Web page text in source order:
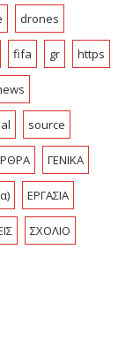
drones
fifa gr https
source
ΓΕΝΙΚΑ
ΕΡΓΑΣΙΑ
ΣΧΟΛΙΟ